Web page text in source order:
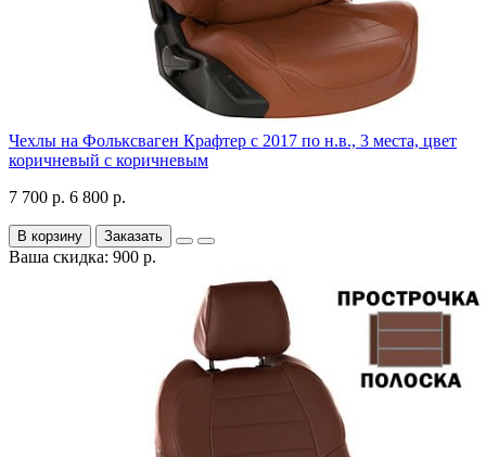
Чехлы на Фольксваген Крафтер с 2017 по н.в., 3 места, цвет
коричневый с коричневым
7 700 р. 6 800 р.
В корзину Заказать
Ваша скидка: 900 р.